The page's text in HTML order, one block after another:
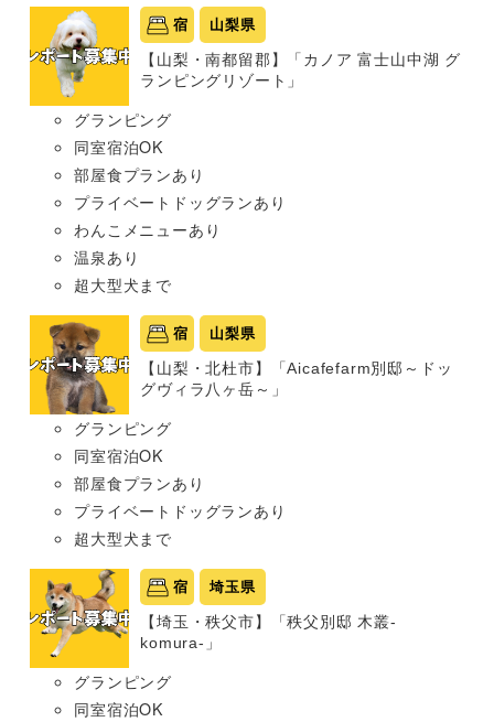
宿 山梨県
【山梨・南都留郡】「カノア 富士山中湖 グ
ランピングリゾート」
グランピング
同室宿泊OK
部屋食プランあり
プライベートドッグランあり
わんこメニューあり
温泉あり
超大型犬まで
宿 山梨県
【山梨・北杜市】「Aicafefarm別邸～ドッ
グヴィラ八ヶ岳～」
グランピング
同室宿泊OK
部屋食プランあり
プライベートドッグランあり
超大型犬まで
宿 埼玉県
【埼玉・秩父市】「秩父別邸 木叢-
komura-」
グランピング
同室宿泊OK